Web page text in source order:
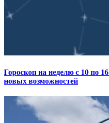
Гороскоп на неделю с 10 по
новых возможностей